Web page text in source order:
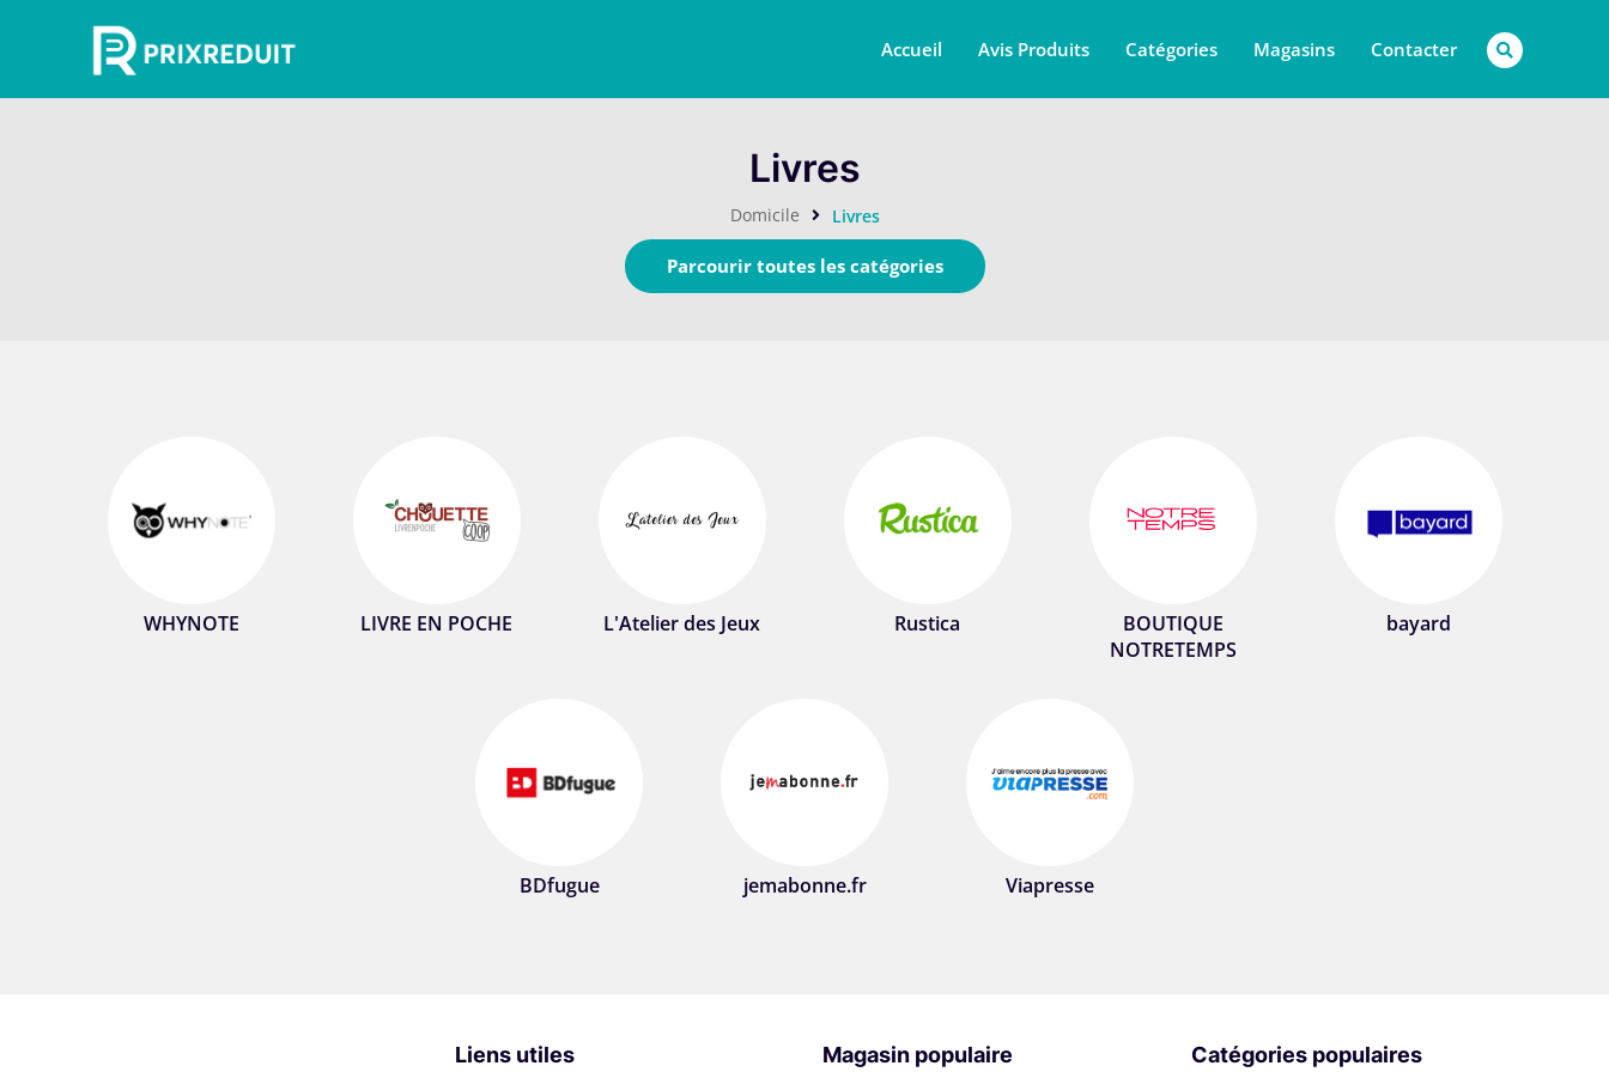
Accueil Avis Produits Catégories Magasins Contacter
Livres
Domicile Livres
Parcourir toutes les catégories
WHYNOTE LIVRE EN POCHE L'Atelier des Jeux Rustica
BOUTIQUE
NOTRETEMPS
bayard
BDfugue jemabonne.fr Viapresse
Liens utiles Magasin populaire Catégories populaires